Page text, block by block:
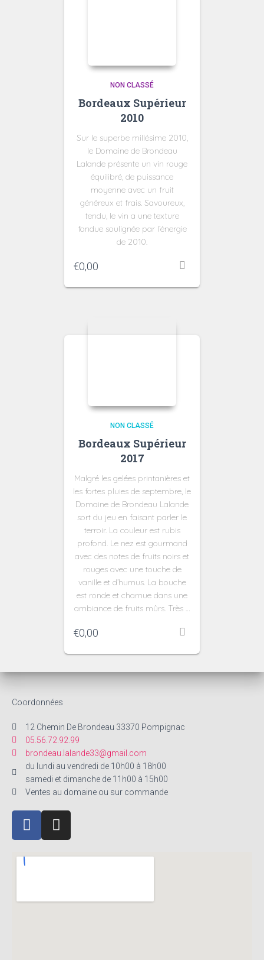
NON CLASSÉ
Bordeaux Supérieur
2010
Sur le superbe millésime 2010,
le Domaine de Brondeau
Lalande présente un vin rouge
équilibré, de puissance
moyenne avec un fruit
généreux et frais. Savoureux,
tendu, le vin a une texture
fondue soulignée par l’énergie
de 2010.
€0,00
NON CLASSÉ
Bordeaux Supérieur
2017
Malgré les gelées printanières et
les fortes pluies de septembre, le
Domaine de Brondeau Lalande
sort du jeu en faisant parler le
terroir. La couleur est rubis
profond. Le nez est gourmand
avec des notes de fruits noirs et
rouges avec une touche de
vanille et d’humus. La bouche
est ronde et charnue dans une
ambiance de fruits mûrs. Très …
€0,00
Coordonnées
12 Chemin De Brondeau 33370 Pompignac
05.56.72.92.99
brondeau.lalande33@gmail.com
du lundi au vendredi de 10h00 à 18h00
samedi et dimanche de 11h00 à 15h00
Ventes au domaine ou sur commande